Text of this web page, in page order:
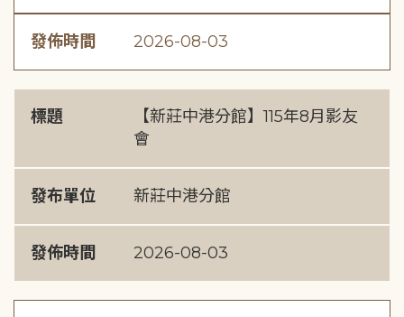
發佈時間 2026-08-03
標題
【新莊中港分館】115年8月影友
會
發布單位 新莊中港分館
發佈時間 2026-08-03